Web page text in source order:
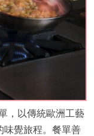
，以傳統歐洲工藝
味覺旅程。餐單善